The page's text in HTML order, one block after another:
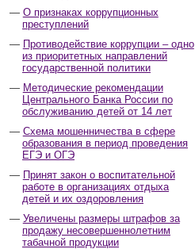
О признаках коррупционных
преступлений
Противодействие коррупции – одно
из приоритетных направлений
государственной политики
Методические рекомендации
Центрального Банка России по
обслуживанию детей от 14 лет
Схема мошенничества в сфере
образования в период проведения
ЕГЭ и ОГЭ
Принят закон о воспитательной
работе в организациях отдыха
детей и их оздоровления
Увеличены размеры штрафов за
продажу несовершеннолетним
табачной продукции